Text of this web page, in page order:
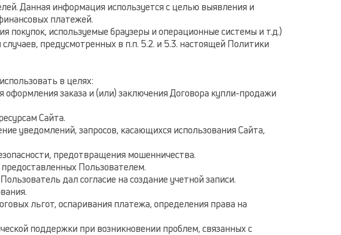
Данная информация используется с целью выявления и
платежей.
покупок, используемые браузеры и операционные системы и т.д.)
предусмотренных в п.п. 5.2. и 5.3. настоящей Политики
в целях:
оформления заказа и (или) заключения Договора купли-продажи
Сайта.
уведомлений, запросов, касающихся использования Сайта,
предотвращения мошенничества.
Пользователем.
дал согласие на создание учетной записи.
льгот, оспаривания платежа, определения права на
поддержки при возникновении проблем, связанных с